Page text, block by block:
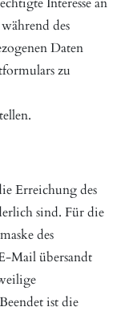
des
Daten
zu
Erreichung des
sind. Für die
des
Mail übersandt
ist die